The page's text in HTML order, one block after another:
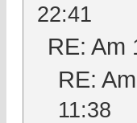
22:41
RE: Am
RE:
11:38